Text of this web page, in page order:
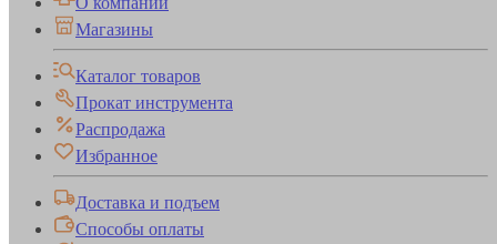
Магазины
Каталог товаров
Прокат инструмента
Распродажа
Избранное
Доставка и подъем
Способы оплаты